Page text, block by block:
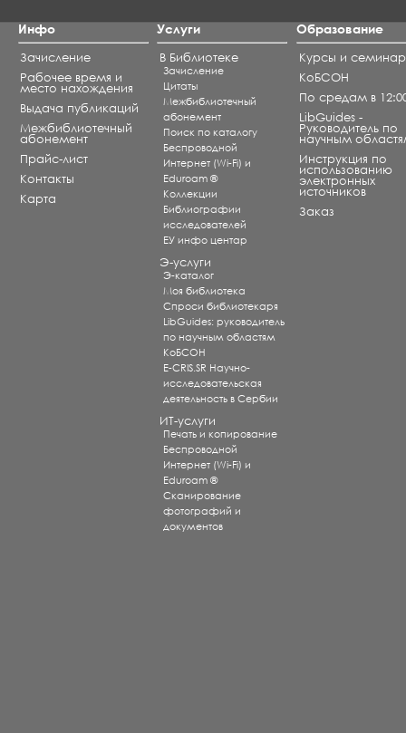
Инфо
Зачисление
Рабочее время и
место нахождения
Выдача публикаций
Межбиблиотечный
абонемент
Прайс-лист
Контакты
Карта
Услуги
В Библиотеке
Зачисление
Цитаты
Межбиблиотечный
абонемент
Поиск по каталогу
Беспроводной
Интернет (Wi-Fi) и
Eduroam ®
Коллекции
Библиографии
исследователей
ЕУ инфо центар
Э-услуги
Э-каталог
Моя библиотека
Спроси библиотекаря
LibGuides: руководитель
по научным областям
КоБСОН
E-CRIS.SR Научно-
исследовательская
деятельность в Сербии
ИТ-услуги
Печать и копирование
Беспроводной
Интернет (Wi-Fi) и
Eduroam ®
Сканирование
фотографий и
документов
Образование
Курсы и
КоБСОН
По средам в
LibGuides -
Руководитель по
научным
Инструкция по
использованию
электронных
источников
Заказ